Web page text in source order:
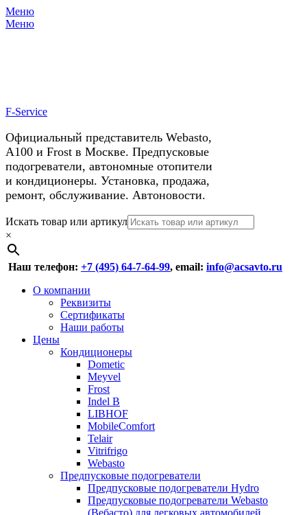
Меню
Меню
F-Service
Официальный представитель Webasto,
А100 и Frost в Москве. Предпусковые
подогреватели, автономные отопители
и кондиционеры. Установка, продажа,
ремонт, обслуживание. Автоновости.
Header
Right
Menu
Перейти
к
содержимому
Искать товар или артикул
×
Наш телефон: +7 (495) 64-7-64-99, email: info@acsavto.ru
Основное
Перейти
содержимому
О компании
Реквизиты
Сертификаты
Наши работы
Цены
Кондиционеры
Dometic
Meyvel
Frost
Indel B
LIBHOF
MobileComfort
Telair
Vitrifrigo
Webasto
Предпусковые подогреватели
Предпусковые подогреватели Hydro
Предпусковые подогреватели Webasto
(Вебасто) для легковых автомобилей
У нас космические скидки на